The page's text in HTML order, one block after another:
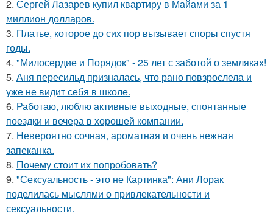
2. Сергей Лазарев купил квартиру в Майами за 1
миллион долларов.
3. Платье, которое до сих пор вызывает споры спустя
годы.
4. "Милосердие и Порядок" - 25 лет с заботой о земляках!
5. Аня пересильд призналась, что рано повзрослела и
уже не видит себя в школе.
6. Работаю, люблю активные выходные, спонтанные
поездки и вечера в хорошей компании.
7. Невероятно сочная, ароматная и очень нежная
запеканка.
8. Почему стоит их попробовать?
9. "Сексуальность - это не Картинка": Ани Лорак
поделилась мыслями о привлекательности и
сексуальности.